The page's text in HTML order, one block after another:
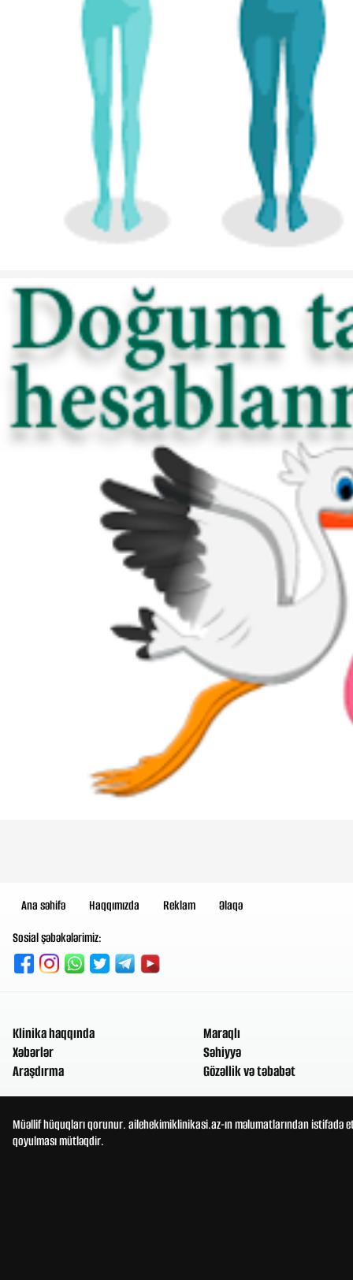
Ana səhifə Haqqımızda Reklam
Əlaqə
Sosial şəbəkələrimiz:
Klinika haqqında
Xəbərlər
Araşdırma
Maraqlı
Səhiyyə
Gözəllik və təbabət
Müəllif hüquqları qorunur. ailehekimiklinikasi.az-ın məlumatlarından
qoyulması mütləqdir.